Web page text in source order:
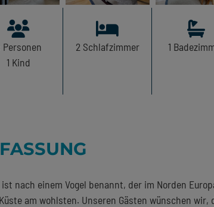
Personen
1 Kind
2 Schlafzimmer 1
nach einem Vogel benannt, der im Norden
am wohlsten. Unseren Gästen wünschen wir,